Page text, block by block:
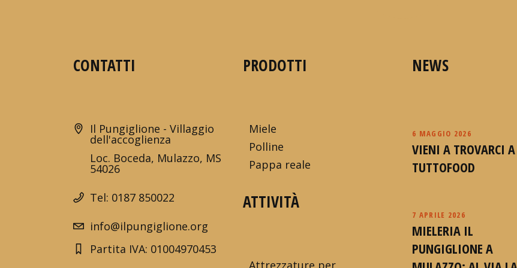
CONTATTI
Il Pungiglione - Villaggio
dell'accoglienza
Loc. Boceda, Mulazzo, MS
54026
Tel: 0187 850022
info@ilpungiglione.org
Partita IVA: 01004970453
PRODOTTI
Miele
Polline
Pappa reale
ATTIVITÀ
Attrezzature per
NEWS
6 MAGGIO 2026
VIENI A TROVARCI A
TUTTOFOOD
7 APRILE 2026
MIELERIA IL
PUNGIGLIONE A